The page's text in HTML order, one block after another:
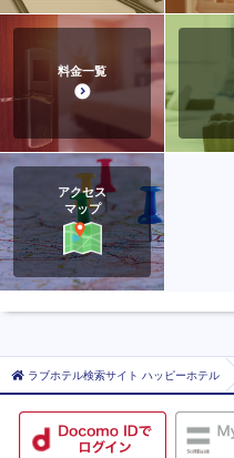
料金一覧
アクセス
マップ
ラブホテル検索サイト ハッピーホテル